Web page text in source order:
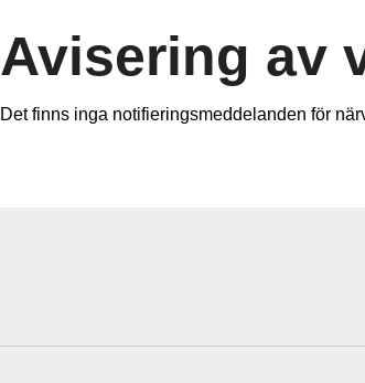
Avisering av
Det finns inga notifieringsmeddelanden för